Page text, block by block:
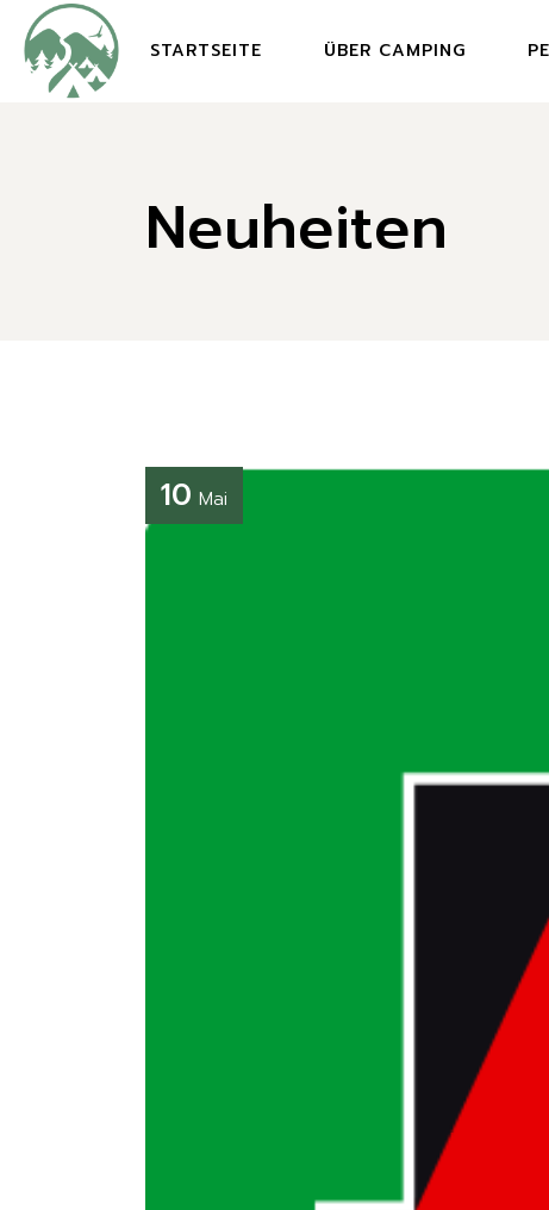
the
content STARTSEITE ÜBER CAMPING
Neuheiten
10 Mai